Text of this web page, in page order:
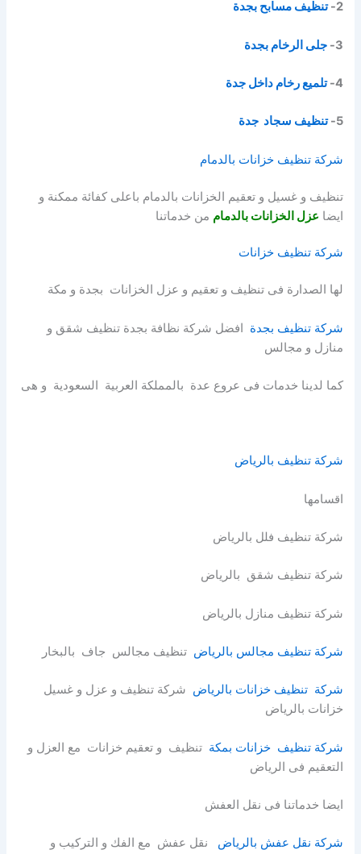
2- تنظيف مسابح بجدة
3- جلى الرخام بجدة
4- تلميع رخام داخل جدة
5- تنظيف سجاد جدة
شركة تنظيف خزانات بالدمام
تنظيف و غسيل و تعقيم الخزانات بالدمام باعلى كفائة ممكنة و
ايضا عزل الخزانات بالدمام من خدماتنا
شركة تنظيف خزانات
لها الصدارة فى تنظيف و تعقيم و عزل الخزانات بجدة و مكة
شركة تنظيف بجدة افضل شركة نظافة بجدة تنظيف شقق و
منازل و مجالس
كما لدينا خدمات فى عروع عدة بالمملكة العربية السعودية و هى
شركة تنظيف بالرياض
اقسامها
شركة تنظيف فلل بالرياض
شركة تنظيف شقق بالرياض
شركة تنظيف منازل بالرياض
شركة تنظيف مجالس بالرياض تنظيف مجالس جاف بالبخار
شركة تنظيف خزانات بالرياض شركة تنظيف و عزل و غسيل
خزانات بالرياض
شركة تنظيف خزانات بمكة تنظيف و تعقيم خزانات مع العزل و
التعقيم فى الرياض
ايضا خدماتنا فى نقل العفش
شركة نقل عفش بالرياض
نقل عفش مع الفك و التركيب و